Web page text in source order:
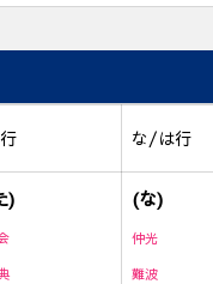
な/は行
) (な)
仲光
難波